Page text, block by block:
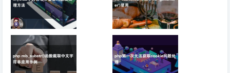
MySQL中的自增ID
重复问题及处理方法
ob_start(),ob_start('ob_gzhandler')
使用